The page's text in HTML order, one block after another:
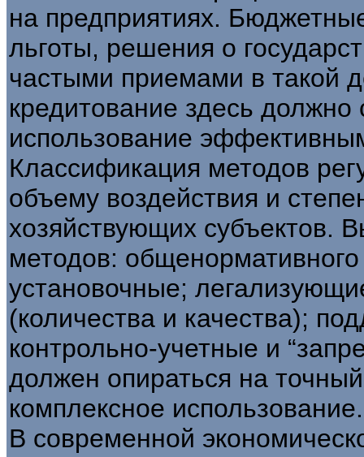
на предприятиях.
льготы, решения о
частыми приемами в такой
кредитование здесь
использование
Классификация методов
объему воздействия и
хозяйствующих субъектов.
методов:
установочные;
(количества и качества);
контрольно-учетные и
должен опираться на
комплексное использование.
В современной